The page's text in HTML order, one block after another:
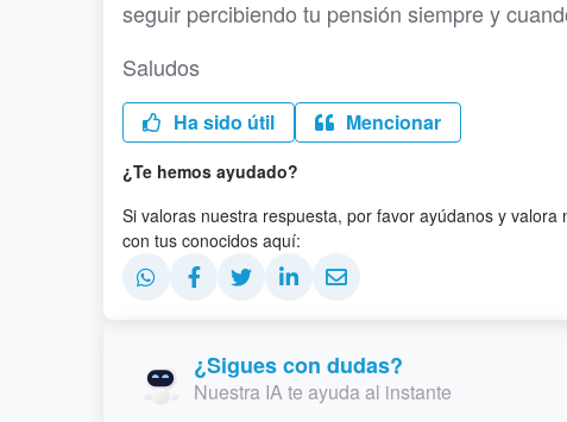
seguir percibiendo tu pensión siempre y
Saludos
Ha sido útil Mencionar
¿Te hemos ayudado?
Si valoras nuestra respuesta, por favor ayúdanos y
con tus conocidos aquí:
¿Sigues con dudas?
Nuestra IA te ayuda al instante